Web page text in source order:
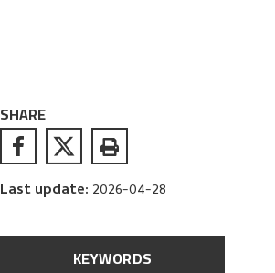
SHARE
Last update: 2026-04-28
KEYWORDS